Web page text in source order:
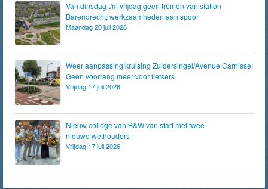
Van dinsdag t/m vrijdag geen treinen van station
Barendrecht; werkzaamheden aan spoor
Maandag 20 juli 2026
Weer aanpassing kruising Zuidersingel/Avenue Carnisse:
Geen voorrang meer voor fietsers
Vrijdag 17 juli 2026
Nieuw college van B&W van start met twee
nieuwe wethouders
Vrijdag 17 juli 2026